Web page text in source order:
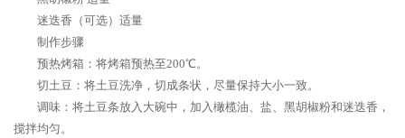
迷迭香（可选）适量
制作步骤
预热烤箱：将烤箱预热至200℃。
切土豆：将土豆洗净，切成条状，尽量保持大小一致。
调味：将土豆条放入大碗中，加入橄榄油、盐、黑胡椒粉和迷迭香，
搅拌均匀。